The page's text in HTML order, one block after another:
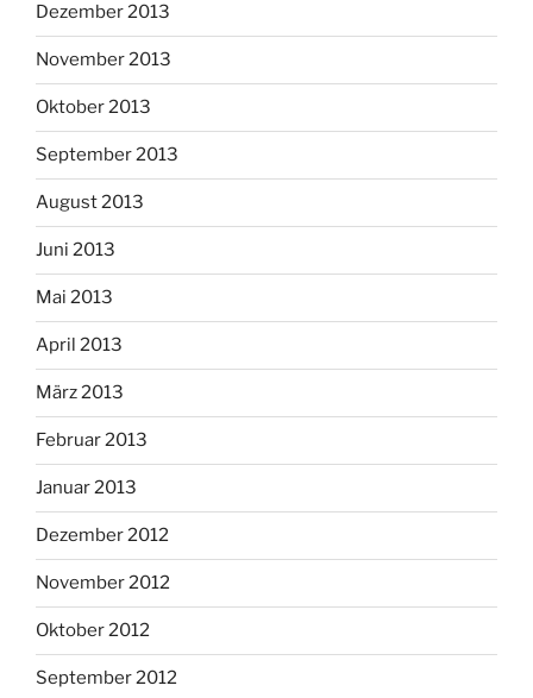
Dezember 2013
November 2013
Oktober 2013
September 2013
August 2013
Juni 2013
Mai 2013
April 2013
März 2013
Februar 2013
Januar 2013
Dezember 2012
November 2012
Oktober 2012
September 2012